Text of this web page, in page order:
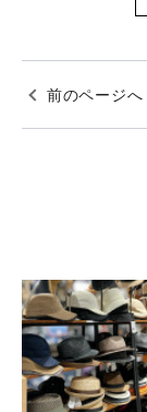
前のページへ